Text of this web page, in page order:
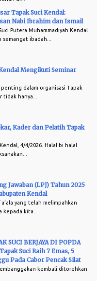
Tapak Suci Kendal:
Nabi Ibrahim dan Ismail
Putera Muhammadiyah Kendal
ibadah...
Mengikuti Seminar
dalam organisasi Tapak
tidak hanya...
Kader dan Pelatih Tapak
4/4/2026. Halal bi halal
Jawaban (LPJ) Tahun 2025
Kendal
yang telah melimpahkan
kepada kita...
SUCI BERJAYA DI POPDA
Suci Raih 7 Emas, 5
Pada Cabor Pencak Silat
kembali ditorehkan